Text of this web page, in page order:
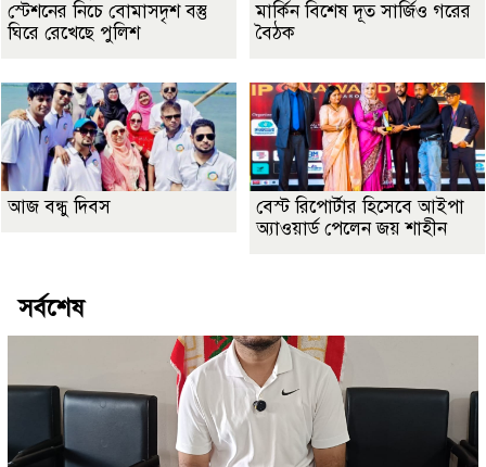
স্টেশনের নিচে বোমাসদৃশ বস্তু
ঘিরে রেখেছে পুলিশ
মার্কিন বিশেষ দূত সার্জিও গরের
বৈঠক
আজ বন্ধু দিবস
বেস্ট রিপোর্টার হিসেবে আইপা
অ্যাওয়ার্ড পেলেন জয় শাহীন
সর্বশেষ